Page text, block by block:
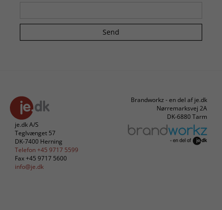
Send
je.dk A/S
Teglvænget 57
DK-7400 Herning
Telefon +45 9717 5599
Fax +45 9717 5600
info@je.dk
Brandworkz - en del af je.dk
Nørremarksvej 2A
DK-6880 Tarm